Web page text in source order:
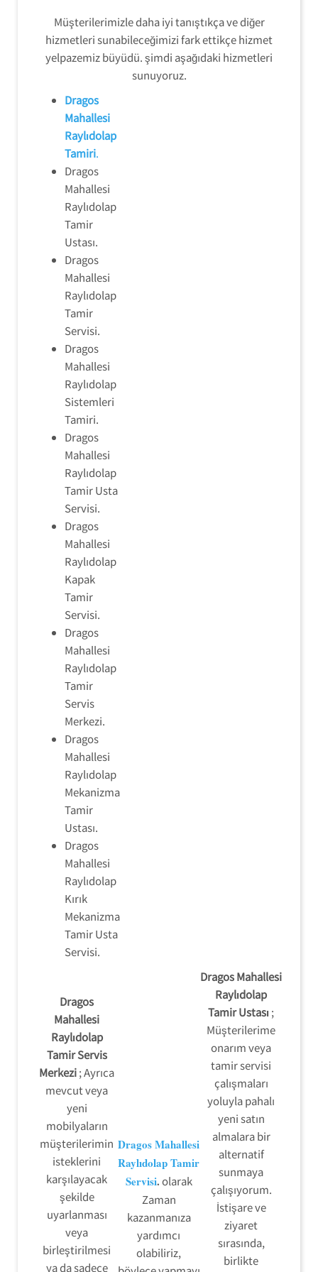
Müşterilerimizle daha iyi tanıştıkça ve diğer
hizmetleri sunabileceğimizi fark ettikçe hizmet
yelpazemiz büyüdü. şimdi aşağıdaki hizmetleri
sunuyoruz.
Dragos
Mahallesi
Raylıdolap
Tamiri.
Dragos
Mahallesi
Raylıdolap
Tamir
Ustası.
Dragos
Mahallesi
Raylıdolap
Tamir
Servisi.
Dragos
Mahallesi
Raylıdolap
Sistemleri
Tamiri.
Dragos
Mahallesi
Raylıdolap
Tamir Usta
Servisi.
Dragos
Mahallesi
Raylıdolap
Kapak
Tamir
Servisi.
Dragos
Mahallesi
Raylıdolap
Tamir
Servis
Merkezi.
Dragos
Mahallesi
Raylıdolap
Mekanizma
Tamir
Ustası.
Dragos
Mahallesi
Raylıdolap
Kırık
Mekanizma
Tamir Usta
Servisi.
Dragos
Mahallesi
Raylıdolap
Tamir Servis
Merkezi; Ayrıca
mevcut veya
yeni
mobilyaların
müşterilerimin
isteklerini
karşılayacak
şekilde
uyarlanması
veya
birleştirilmesi
ya da sadece
Dragos Mahallesi
Raylıdolap Tamir
Servisi.olarak
Zaman
kazanmanıza
yardımcı
olabiliriz,
Dragos Mahallesi
Raylıdolap
Tamir Ustası ;
Müşterilerime
onarım veya
tamir servisi
çalışmaları
yoluyla pahalı
yeni satın
almalara bir
alternatif
sunmaya
çalışıyorum.
İstişare ve
ziyaret
sırasında,
birlikte